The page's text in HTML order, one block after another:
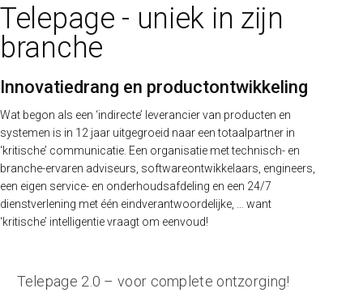
Telepage - uniek in zijn
branche​
Innovatiedrang en productontwikkeling
Wat begon als een ‘indirecte’ leverancier van producten en
systemen is in 12 jaar uitgegroeid naar een totaalpartner in
‘kritische’ communicatie. Een organisatie met technisch- en
branche-ervaren adviseurs, softwareontwikkelaars, engineers,
een eigen service- en onderhoudsafdeling en een 24/7
dienstverlening met één eindverantwoordelijke, … want
‘kritische’ intelligentie vraagt om eenvoud!
Telepage 2.0 – voor complete ontzorging!